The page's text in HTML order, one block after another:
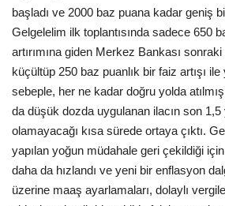
Galeri
İletişim
Dilim
English Turkish
başladı ve 2000 baz puana kadar geniş
Gelgelelim ilk toplantısında sadece 650
artırımına giden Merkez Bankası sonraki
küçültüp 250 baz puanlık bir faiz artışı
sebeple, her ne kadar doğru yolda
da düşük dozda uygulanan ilacın son 1,5
olamayacağı kısa sürede ortaya çıktı.
yapılan yoğun müdahale geri çekildiği
daha da hızlandı ve yeni bir enflasyon
üzerine maaş ayarlamaları, dolaylı